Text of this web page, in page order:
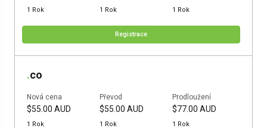
1 Rok 1 Rok 1 Rok
Registrace
.co
Nová cena
$55.00 AUD
1 Rok
Převod
$55.00 AUD
1 Rok
Prodloužení
$77.00 AUD
1 Rok